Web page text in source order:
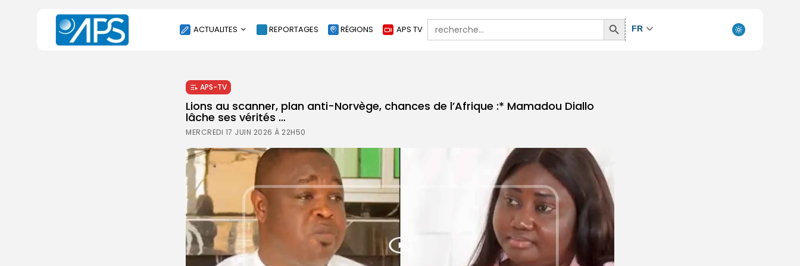
ACTUALITES
SOCIÉTÉ
ÉCONOMIE
CULTURE
ENVIRONNEMENT
INTERNATIONAL
AGENDA
SANTE
REPORTAGES RÉGIONS APS TV
Search
for:
Search
Button
FR
APS-TV
Lions au scanner, plan anti-Norvège, chances de l’Afrique :* Mamadou Diallo
lâche ses vérités …
MERCREDI 17 JUIN 2026 À 22H50